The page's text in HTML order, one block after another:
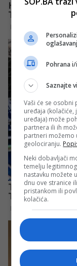
Pohrana
Saznajte
Vaši će se
uređaja
uređaja) može
partnera ili ih
partneri možemo
geolociranju.
Neki dobavljači
temelju
nastavku možete
dnu ove stranice
pristankom ili
kolačića.